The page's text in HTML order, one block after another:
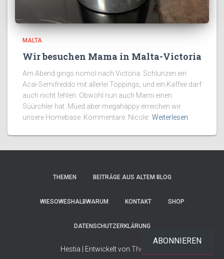
MALTA
Wir besuchen Mama in Malta-Victoria
Am Abend gings nomol nach Victoria. Schlunzen ein
Acai-Semifreddo mit allerlei Toppings, und ein Kaffee darf
auch nicht fehlen. Obwohl nun auch Mami einen
Süürchler hat. Müed aber megahäppy erreichen wir
unsere Homebase. Kommentare: Nicole: Weiterlesen
THEMEN BEITRÄGE AUS ALTEM BLOG
WIESOWESHALBWARUM KONTAKT SHOP
DATENSCHUTZERKLÄRUNG
Hestia | Entwickelt von ThemeIsle
ABONNIEREN